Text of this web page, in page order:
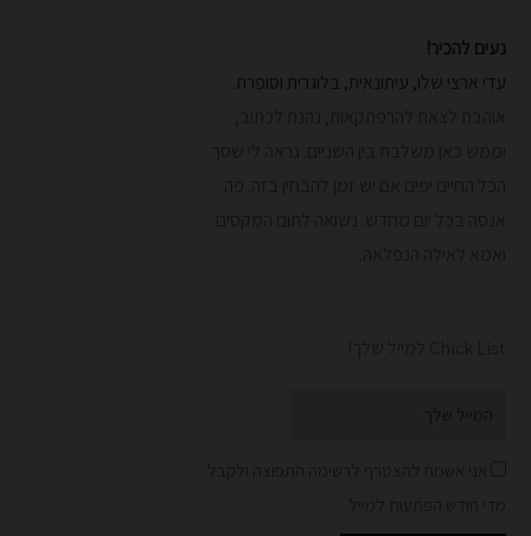
נעים להכיר!
עדי ארצי שלו, עיתונאית, בלוגרית וסופרת.